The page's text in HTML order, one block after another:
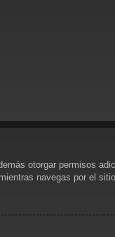
otorgar permisos
navegas por el sitio.